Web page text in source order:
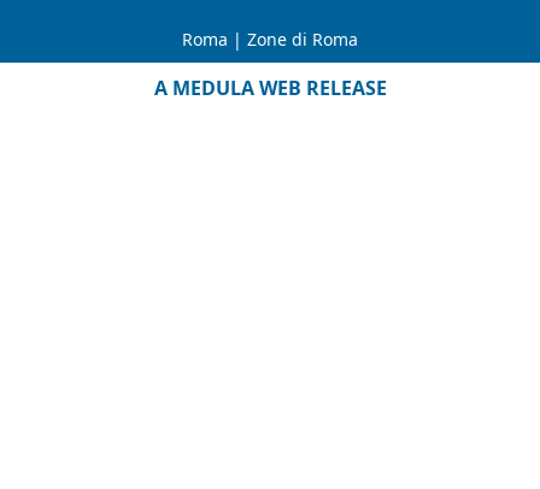
Roma | Zone di Roma
A MEDULA WEB RELEASE